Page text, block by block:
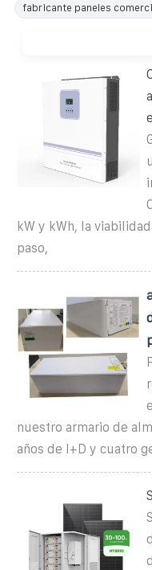
fabricante paneles
kW y kWh, la
paso,
nuestro armario de
años de I+D y cuatro